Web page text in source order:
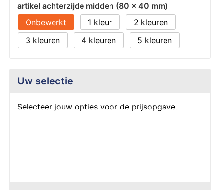
artikel achterzijde midden (80 x 40 mm)
Onbewerkt
1
2
3
4 5
Uw selectie
Selecteer jouw opties voor de prijsopgave.